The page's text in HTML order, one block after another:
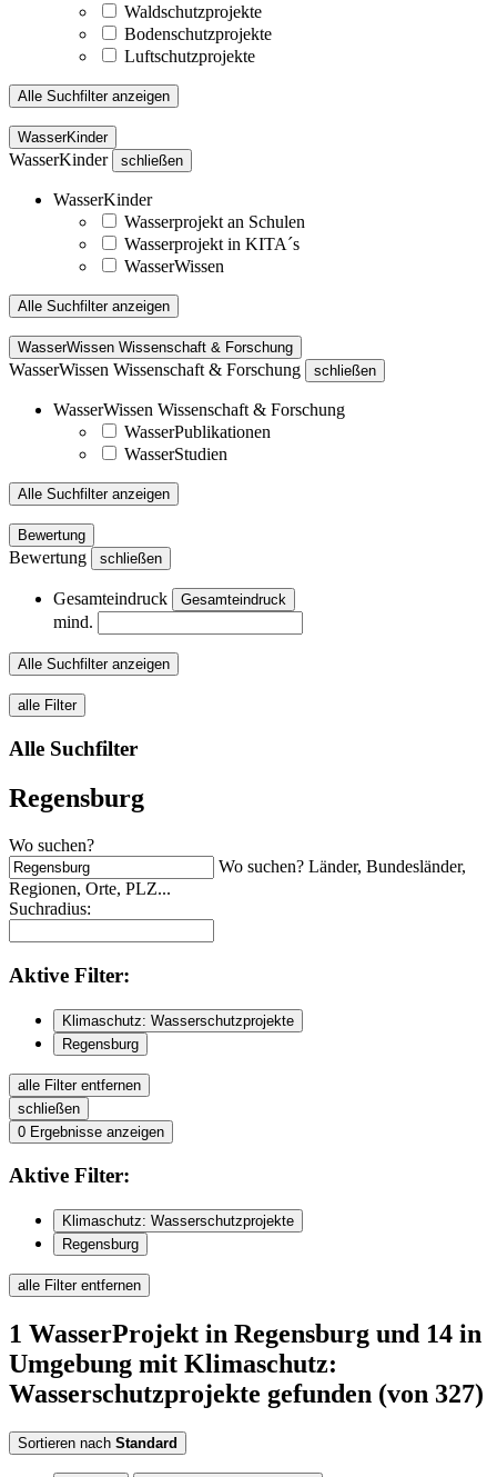
Waldschutzprojekte
Bodenschutzprojekte
Luftschutzprojekte
Alle Suchfilter anzeigen
WasserKinder
WasserKinder schließen
WasserKinder
Wasserprojekt an Schulen
Wasserprojekt in KITA´s
WasserWissen
Alle Suchfilter anzeigen
WasserWissen Wissenschaft & Forschung
WasserWissen Wissenschaft & Forschung schließen
WasserWissen Wissenschaft & Forschung
WasserPublikationen
WasserStudien
Alle Suchfilter anzeigen
Bewertung
Bewertung schließen
Gesamteindruck Gesamteindruck
mind.
Alle Suchfilter anzeigen
alle Filter
Alle Suchfilter
Regensburg
Wo suchen?
Wo suchen? Länder, Bundesländer,
Regionen, Orte, PLZ...
Suchradius:
Aktive Filter:
Klimaschutz: Wasserschutzprojekte
Regensburg
alle Filter entfernen
schließen
0 Ergebnisse anzeigen
Aktive Filter:
Klimaschutz: Wasserschutzprojekte
Regensburg
alle Filter entfernen
1 WasserProjekt in Regensburg und 14 in
Umgebung mit Klimaschutz:
Wasserschutzprojekte gefunden (von 327)
Sortieren nach Standard